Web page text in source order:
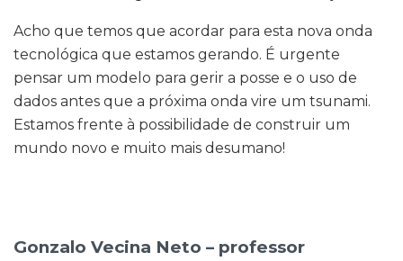
Acho que temos que acordar para esta nova onda
tecnológica que estamos gerando. É urgente
pensar um modelo para gerir a posse e o uso de
dados antes que a próxima onda vire um tsunami.
Estamos frente à possibilidade de construir um
mundo novo e muito mais desumano!
Gonzalo Vecina Neto – professor